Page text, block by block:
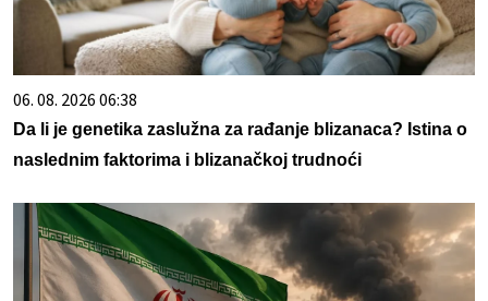
06. 08. 2026 06:38
Da li je genetika zaslužna za rađanje blizanaca? Istina o
naslednim faktorima i blizanačkoj trudnoći